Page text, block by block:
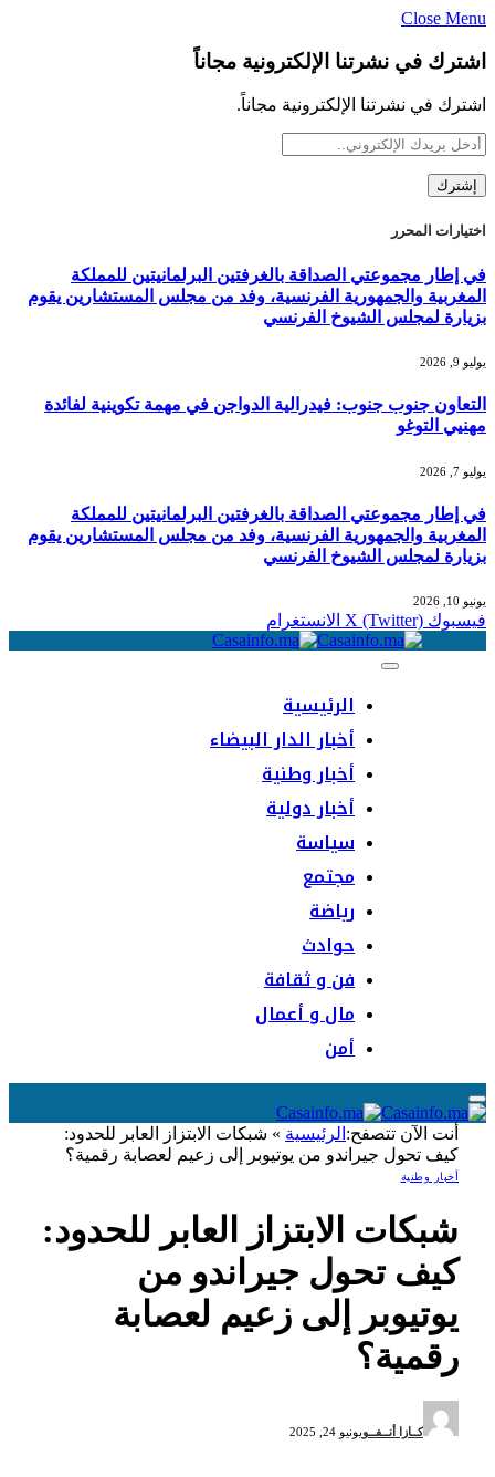
Close Menu
اشترك في نشرتنا الإلكترونية مجاناً
اشترك في نشرتنا الإلكترونية مجاناً.
اختيارات المحرر
في إطار مجموعتي الصداقة بالغرفتين البرلمانيتين للمملكة
المغربية والجمهورية الفرنسية، وفد من مجلس المستشارين يقوم
بزيارة لمجلس الشيوخ الفرنسي
يوليو 9, 2026
التعاون جنوب جنوب: فيدرالية الدواجن في مهمة تكوينية لفائدة
مهنيي التوغو
يوليو 7, 2026
في إطار مجموعتي الصداقة بالغرفتين البرلمانيتين للمملكة
المغربية والجمهورية الفرنسية، وفد من مجلس المستشارين يقوم
بزيارة لمجلس الشيوخ الفرنسي
يونيو 10, 2026
فيسبوك X (Twitter) الانستغرام
الرئيسية
أخبار الدار البيضاء
أخبار وطنية
أخبار دولية
سياسة
مجتمع
رياضة
حوادث
فن و ثقافة
مال و أعمال
أمن
أنت الآن تتصفح:الرئيسية»شبكات الابتزاز العابر للحدود:
كيف تحول جيراندو من يوتيوبر إلى زعيم لعصابة رقمية؟
أخبار وطنية
شبكات الابتزاز العابر للحدود:
كيف تحول جيراندو من
يوتيوبر إلى زعيم لعصابة
رقمية؟
كــازا أنــفــويونيو 24, 2025